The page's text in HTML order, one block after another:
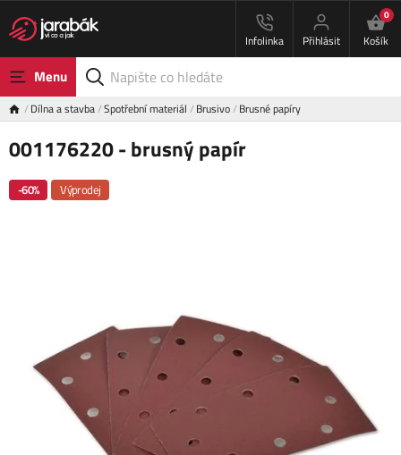
Infolinka Přihlásit
0
Košík
Menu
Dílna a stavba Spotřební materiál Brusivo Brusné papíry
001176220 - brusný papír
-60% Výprodej